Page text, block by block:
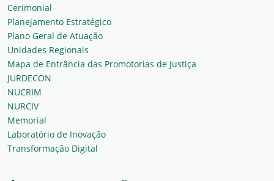
Cerimonial
Planejamento Estratégico
Plano Geral de Atuação
Unidades Regionais
Mapa de Entrância das Promotorias de Justiça
JURDECON
NUCRIM
NURCIV
Memorial
Laboratório de Inovação
Transformação Digital